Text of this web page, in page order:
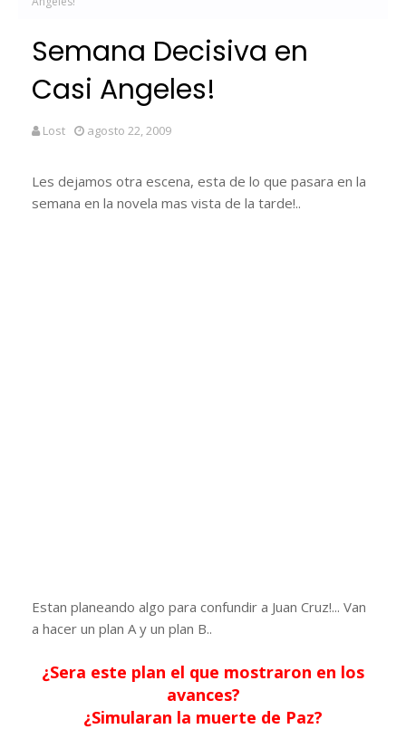
Semana Decisiva en
Casi Angeles!
Lost agosto 22, 2009
Les dejamos otra escena, esta de lo que pasara en la
semana en la novela mas vista de la tarde!..
Estan planeando algo para confundir a Juan Cruz!... Van
a hacer un plan A y un plan B..
¿Sera este plan el que mostraron en los
avances?
¿Simularan la muerte de Paz?